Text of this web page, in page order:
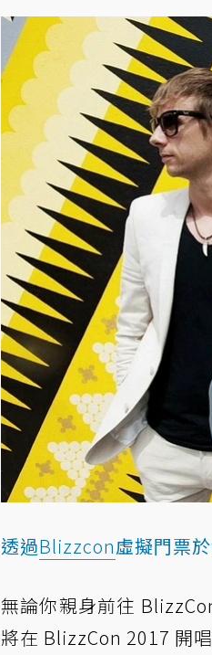
透過Blizzcon虛擬門票於
無論你親身前往
將在 BlizzCon 2017 開